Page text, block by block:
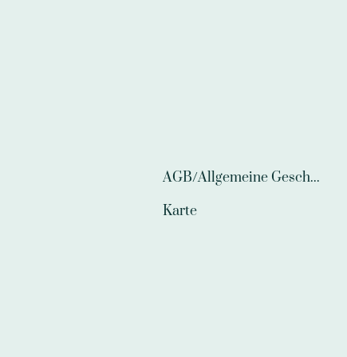
AGB/Allgemeine Geschäftsbedingungen
Karte